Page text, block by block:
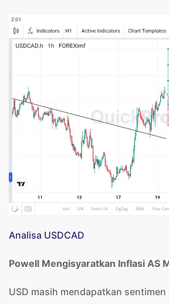
Analisa USDCAD
Powell Mengisyaratkan Inflasi AS
USD masih mendapatkan